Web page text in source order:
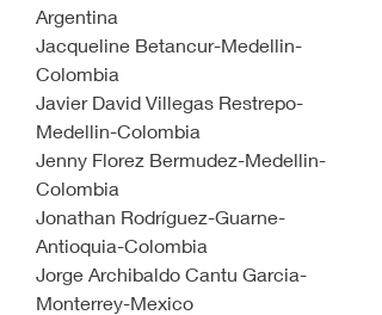
Argentina
Jacqueline Betancur-Medellin-
Colombia
Javier David Villegas Restrepo-
Medellin-Colombia
Jenny Florez Bermudez-Medellin-
Colombia
Jonathan Rodríguez-Guarne-
Antioquia-Colombia
Jorge Archibaldo Cantu Garcia-
Monterrey-Mexico